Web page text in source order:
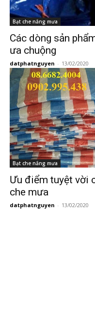
Bạt che nắng mưa
Các dòng sản
ưa chuộng
datphatnguyen - 13/02/2020
Bạt che nắng mưa
Ưu điểm tuyệt vời
che mưa
datphatnguyen - 13/02/2020